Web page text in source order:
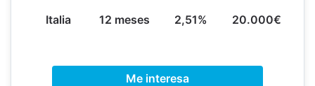
Italia 12 meses 2,51% 20.000€
Me interesa